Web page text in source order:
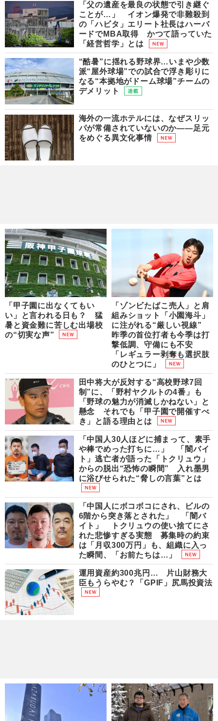
「父の遺産を最良の状態で引き継ぐ
ことが…」 イオン爆発で非難殺到
の「ハビタ」エリート社長はハーバ
ードでMBA取得 かつて語っていた
「経営哲学」とは
“酷暑”に揺れる野球界…いまや少数
派“屋外球場”での試合で浮き彫りに
なる“本拠地がドーム球場”チームの
デメリット
海外の一流ホテルには、なぜスリッ
パが常備されていないのか――足元
をめぐる異文化事情
「甲子園に出なくてもい
い」と言われる日も？ 猛
暑と資金難に苦しむ出場校
の“切実な声”
「ゾンビたばこ売人」と肩
組みショット「小園海斗」
に注がれる“厳しい視線”
昨季の首位打者も今季は打
撃低調、守備にも不安
「レギュラー剥奪も選択肢
のひとつに」
田中将大が反対する“高校野球7回
制”に、「野村ヤクルトの4番」も
「野球の魅力が消滅しかねない」と
懸念 それでも「甲子園で開催すべ
き」と語る理由とは
「中国人30人ほどに捕まって、素手
や棒でめった打ちに…」 「闇バイ
ト」逃亡者が語った「トクリュウ」
からの脱出“恐怖の瞬間” 入れ墨男
に浴びせられた“脅しの言葉”とは
「中国人にボコボコにされ、ビルの
6階から突き落とされた」 「闇バ
イト」 トクリュウの使い捨てにさ
れた悲惨すぎる実態 募集時の約束
は「月収300万円」も、組織に入っ
た瞬間、「お前たちは…」
運用資産約300兆円… 片山財務大
臣もうらやむ？「GPIF」尻馬投資法